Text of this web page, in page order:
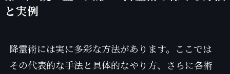
と実例
降霊術には実に多彩な方法があります。ここでは
その代表的な手法と具体的なやり方、さらに各術